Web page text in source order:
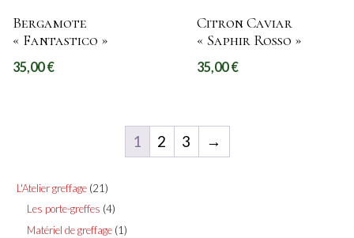
Bergamote
« Fantastico »
35,00€
Citron Caviar
« Saphir Rosso »
35,00€
1 2 3 →
L'Atelier greffage 2121
produits
Les porte-greffes 44
produits
Matériel de greffage 11